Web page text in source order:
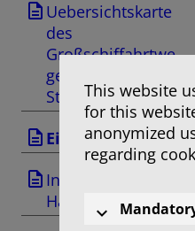
Uebersichtskarte
des
Großschiffahrtwe
ges Berlin-
Stettin ...
Einleitung
Industrie und
Handel
This website
for this
anonymized
regarding